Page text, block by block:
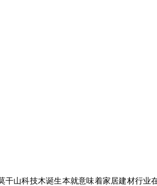
山科技木诞生本就意味着家居建材行业